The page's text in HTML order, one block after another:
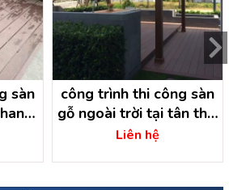
sàn
công trình thi công sàn
gỗ ngoài trời tại tân thới
nhị hóc môn- hồ chí minh
Liên hệ